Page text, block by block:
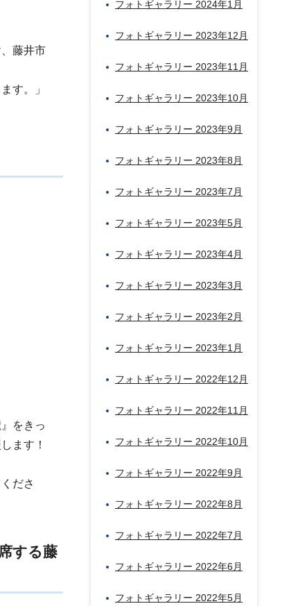
藤井市
す。」
をきっ
ます！
ださ
する藤
フォトギャラリー 2024年1月
フォトギャラリー 2023年12月
フォトギャラリー 2023年11月
フォトギャラリー 2023年10月
フォトギャラリー 2023年9月
フォトギャラリー 2023年8月
フォトギャラリー 2023年7月
フォトギャラリー 2023年5月
フォトギャラリー 2023年4月
フォトギャラリー 2023年3月
フォトギャラリー 2023年2月
フォトギャラリー 2023年1月
フォトギャラリー 2022年12月
フォトギャラリー 2022年11月
フォトギャラリー 2022年10月
フォトギャラリー 2022年9月
フォトギャラリー 2022年8月
フォトギャラリー 2022年7月
フォトギャラリー 2022年6月
フォトギャラリー 2022年5月